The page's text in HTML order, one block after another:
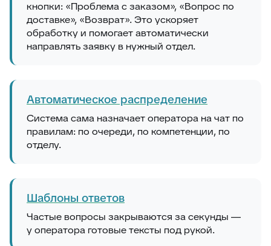
кнопки: «Проблема с заказом», «Вопрос по
доставке», «Возврат». Это ускоряет
обработку и помогает автоматически
направлять заявку в нужный отдел.
Автоматическое распределение
Система сама назначает оператора на чат по
правилам: по очереди, по компетенции, по
отделу.
Шаблоны ответов
Частые вопросы закрываются за секунды —
у оператора готовые тексты под рукой.